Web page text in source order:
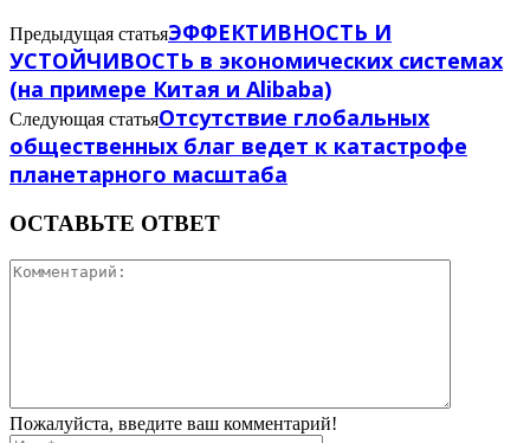
Предыдущая статьяЭФФЕКТИВНОСТЬ И
УСТОЙЧИВОСТЬ в экономических системах
(на примере Китая и Alibaba)
Следующая статьяОтсутствие глобальных
общественных благ ведет к катастрофе
планетарного масштаба
ОСТАВЬТЕ ОТВЕТ
Пожалуйста, введите ваш комментарий!